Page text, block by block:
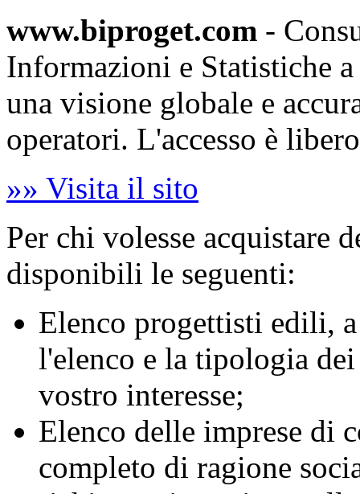
www.biproget.com -
Informazioni e Statistiche
una visione globale e
operatori. L'accesso è
»» Visita il sito
Per chi volesse acquistare
disponibili le seguenti:
Elenco progettisti edili,
l'elenco e la tipologia
vostro interesse;
Elenco delle imprese di
completo di ragione